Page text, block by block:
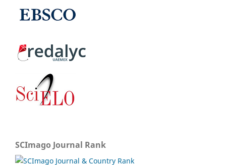
SCImago Journal Rank